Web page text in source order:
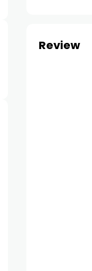
Review